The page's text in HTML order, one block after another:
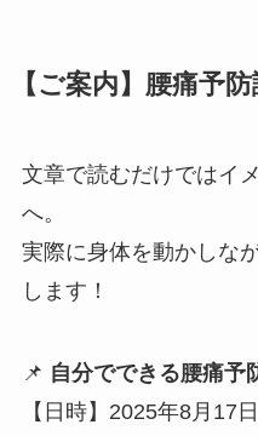
【ご案内】腰痛予
文章で読むだけではイ
へ。
実際に身体を動かしな
します！
📌 自分でできる腰痛予
【日時】2025年8月17